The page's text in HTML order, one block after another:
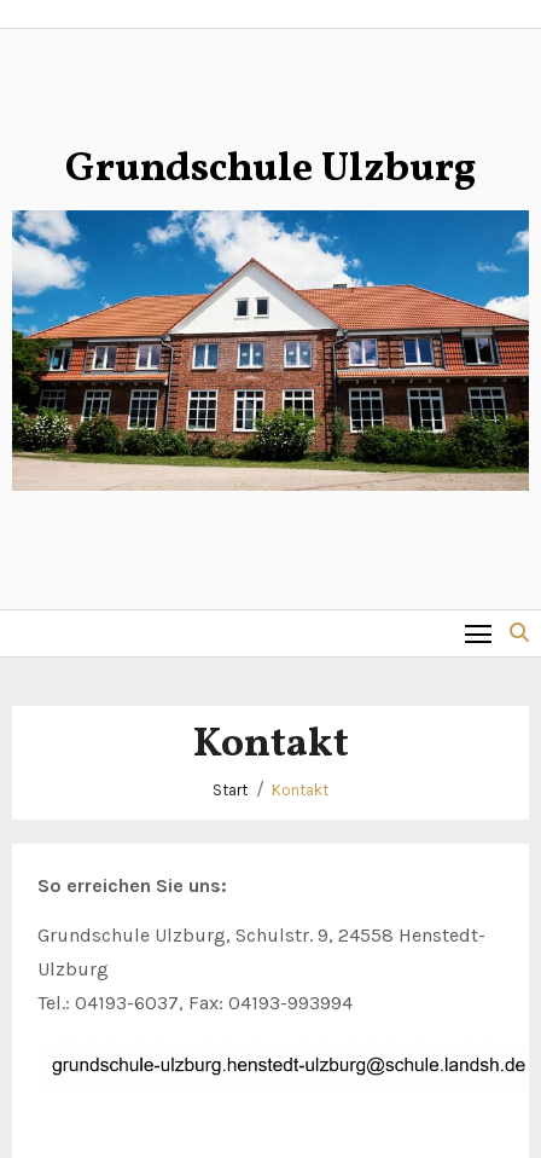
Grundschule Ulzburg
Kontakt
Start Kontakt
So erreichen Sie uns:
Grundschule Ulzburg, Schulstr. 9, 24558 Henstedt-
Ulzburg
Tel.: 04193-6037, Fax: 04193-993994